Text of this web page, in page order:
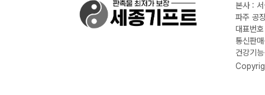
본사 :
파주 공
대표번
통신판
건강기